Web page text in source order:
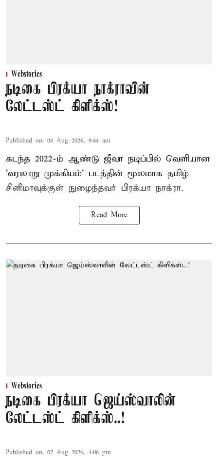
Webstories
நடிகை பிரக்யா நாக்ராவின்
லேட்டஸ்ட் கிளிக்ஸ்!
Published on: 08 Aug 2026, 9:44 am
கடந்த 2022-ம் ஆண்டு ஜீவா நடிப்பில் வெளியான
'வரலாறு முக்கியம்' படத்தின் மூலமாக தமிழ்
சினிமாவுக்குள் நுழைந்தவர் பிரக்யா நாக்ரா.
Read More
Webstories
நடிகை பிரக்யா ஜெய்ஸ்வாலின்
லேட்டஸ்ட் கிளிக்ஸ்..!
Published on: 07 Aug 2026, 4:06 pm